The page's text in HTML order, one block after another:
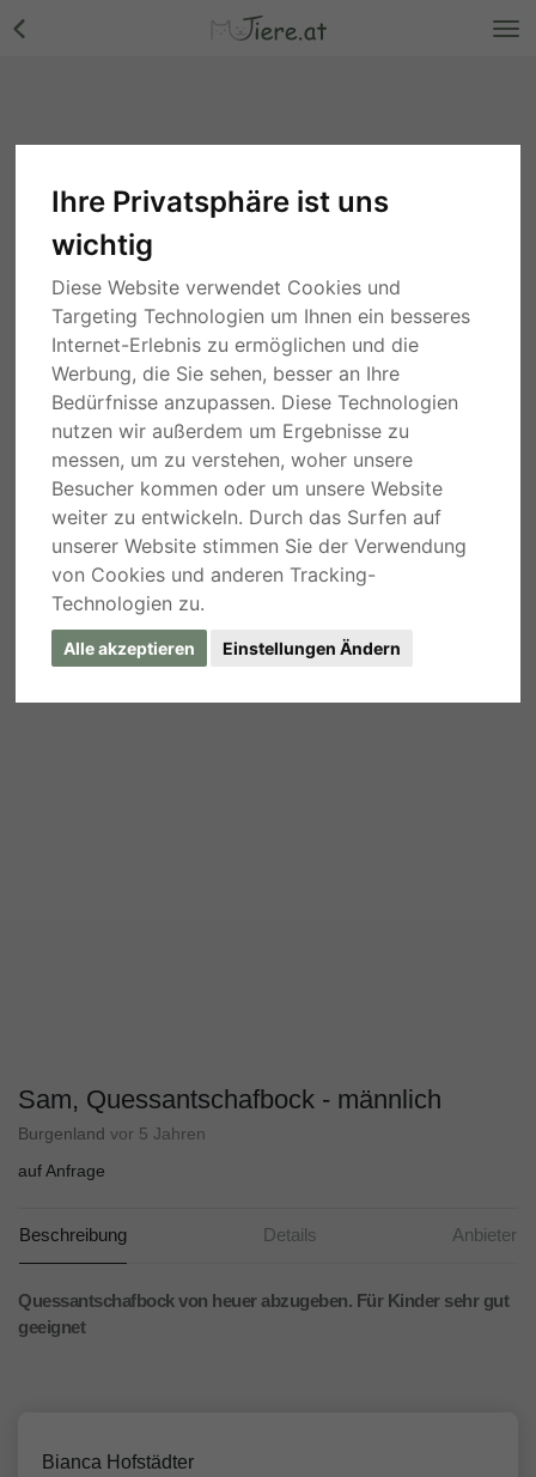
Ihre Privatsphäre ist uns
wichtig
Diese Website verwendet Cookies und
Targeting Technologien um Ihnen ein besseres
Internet-Erlebnis zu ermöglichen und die
Werbung, die Sie sehen, besser an Ihre
Bedürfnisse anzupassen. Diese Technologien
nutzen wir außerdem um Ergebnisse zu
messen, um zu verstehen, woher unsere
Besucher kommen oder um unsere Website
weiter zu entwickeln. Durch das Surfen auf
unserer Website stimmen Sie der Verwendung
von Cookies und anderen Tracking-
Technologien zu.
Alle akzeptieren Einstellungen Ändern
Sam, Quessantschafbock - männlich
Burgenland vor 5 Jahren
auf Anfrage
Beschreibung Details Anbieter
Quessantschafbock von heuer abzugeben. Für Kinder sehr gut
geeignet
Bianca Hofstädter